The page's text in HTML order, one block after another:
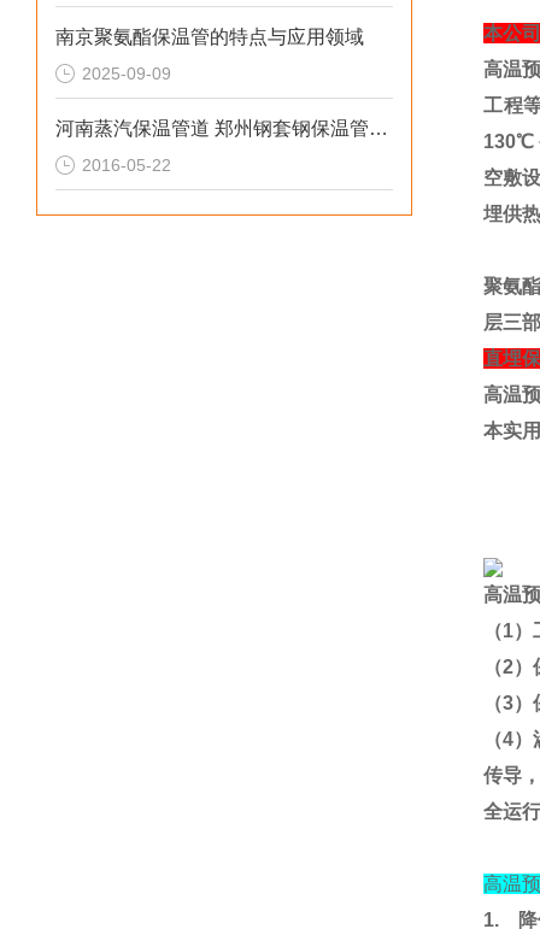
南京聚氨酯保温管的特点与应用领域
2025-09-09
河南蒸汽保温管道 郑州钢套钢保温管特点
2016-05-22
本公
高温
工程
130℃
空敷
埋供
聚氨
层三
直埋
高温
本实
高温
（1）
（2）
（3）
（4）
传导
全运
高温
1.